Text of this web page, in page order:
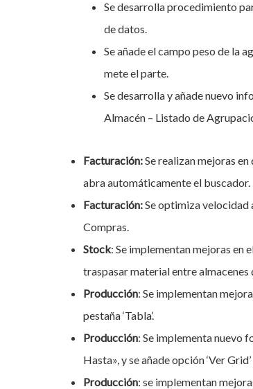
Se desarrolla procedimiento
de datos.
Se añade el campo peso de la
mete el parte.
Se desarrolla y añade nuevo
Almacén – Listado de
Facturación:Se realizan mejoras
abra automáticamente el buscador.
Facturación:Se optimiza velocidad
Compras.
Stock: Se implementan mejoras en
traspasar material entre almacenes
Producción: Se implementan
pestaña ‘Tabla’.
Producción: Se implementa nuevo
Hasta», y se añade opción ‘Ver
Producción: se implementan